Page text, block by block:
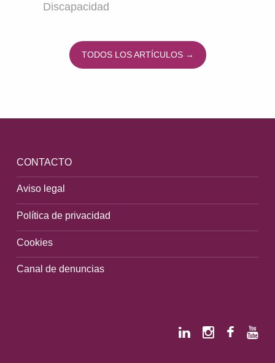
Discapacidad
TODOS LOS ARTÍCULOS →
CONTACTO
Aviso legal
Política de privacidad
Cookies
Canal de denuncias